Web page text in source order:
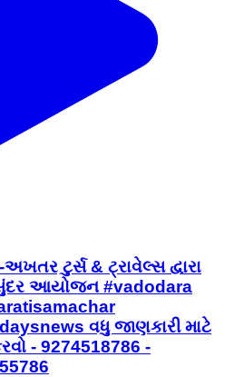
ટુર્સ & ટ્રાવેલ્સ દ્વારા
આયોજન #vadodara
વધુ જાણકારી માટે
- 9274518786 -